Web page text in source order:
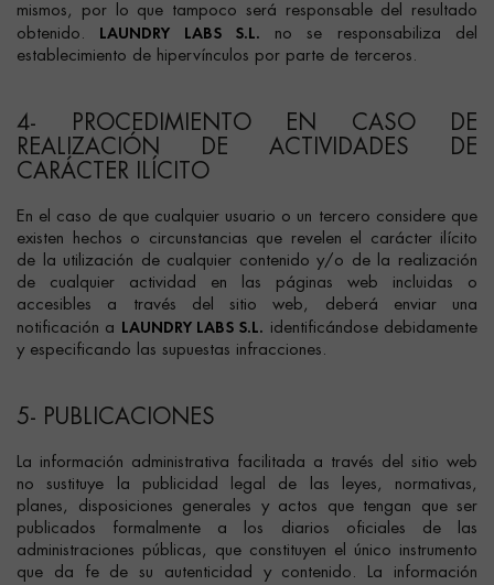
mismos, por lo que tampoco será responsable del resultado
obtenido. LAUNDRY LABS S.L. no se responsabiliza del
establecimiento de hipervínculos por parte de terceros.
4- PROCEDIMIENTO EN CASO DE
REALIZACIÓN DE ACTIVIDADES DE
CARÁCTER ILÍCITO
En el caso de que cualquier usuario o un tercero considere que
existen hechos o circunstancias que revelen el carácter ilícito
de la utilización de cualquier contenido y/o de la realización
de cualquier actividad en las páginas web incluidas o
accesibles a través del sitio web, deberá enviar una
notificación a LAUNDRY LABS S.L. identificándose debidamente
y especificando las supuestas infracciones.
5- PUBLICACIONES
La información administrativa facilitada a través del sitio web
no sustituye la publicidad legal de las leyes, normativas,
planes, disposiciones generales y actos que tengan que ser
publicados formalmente a los diarios oficiales de las
administraciones públicas, que constituyen el único instrumento
que da fe de su autenticidad y contenido. La información